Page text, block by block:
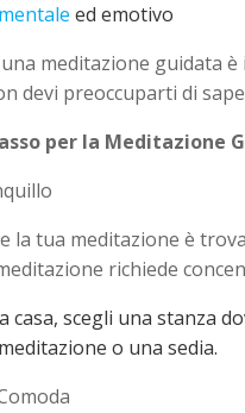
ed emotivo
meditazione guidata
devi preoccuparti di
per la Meditazione
la tua meditazione è
richiede
casa, scegli una stanza
o una sedia.